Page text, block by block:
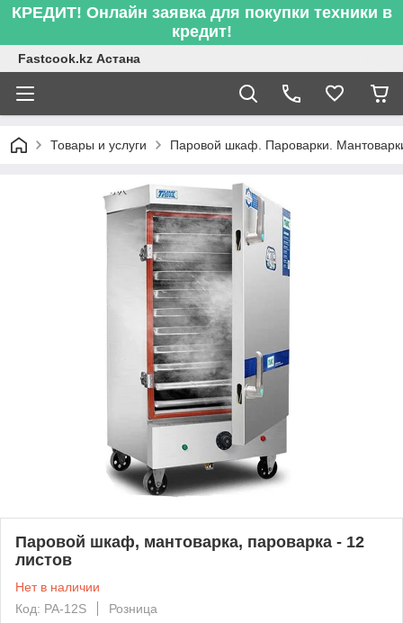
КРЕДИТ! Онлайн заявка для покупки техники в
кредит!
Fastcook.kz Астана
Товары и услуги Паровой шкаф. Пароварки.
Паровой шкаф, мантоварка, пароварка - 12
листов
Нет в наличии
Код: PA-12S
Розница